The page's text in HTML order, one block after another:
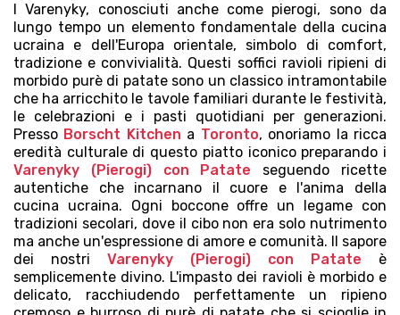
I Varenyky, conosciuti anche come pierogi, sono da
lungo tempo un elemento fondamentale della cucina
ucraina e dell'Europa orientale, simbolo di comfort,
tradizione e convivialità. Questi soffici ravioli ripieni di
morbido purè di patate sono un classico intramontabile
che ha arricchito le tavole familiari durante le festività,
le celebrazioni e i pasti quotidiani per generazioni.
Presso Borscht Kitchen a Toronto, onoriamo la ricca
eredità culturale di questo piatto iconico preparando i
Varenyky (Pierogi) con Patate seguendo ricette
autentiche che incarnano il cuore e l'anima della
cucina ucraina. Ogni boccone offre un legame con
tradizioni secolari, dove il cibo non era solo nutrimento
ma anche un'espressione di amore e comunità. Il sapore
dei nostri Varenyky (Pierogi) con Patate è
semplicemente divino. L'impasto dei ravioli è morbido e
delicato, racchiudendo perfettamente un ripieno